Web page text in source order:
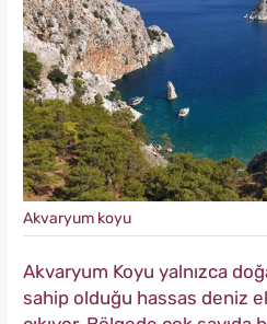
Akvaryum koyu
Akvaryum Koyu yalnızca
sahip olduğu hassas deniz